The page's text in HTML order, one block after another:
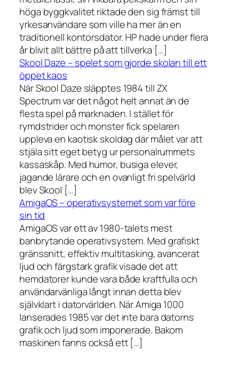
höga byggkvalitet riktade den sig främst till
yrkesanvändare som ville ha mer än en
traditionell kontorsdator. HP hade under flera
år blivit allt bättre på att tillverka […]
Skool Daze – spelet som gjorde skolan till ett
öppet kaos
När Skool Daze släpptes 1984 till ZX
Spectrum var det något helt annat än de
flesta spel på marknaden. I stället för
rymdstrider och monster fick spelaren
uppleva en kaotisk skoldag där målet var att
stjäla sitt eget betyg ur personalrummets
kassaskåp. Med humor, busiga elever,
jagande lärare och en ovanligt fri spelvärld
blev Skool […]
AmigaOS – operativsystemet som var före
sin tid
AmigaOS var ett av 1980-talets mest
banbrytande operativsystem. Med grafiskt
gränssnitt, effektiv multitasking, avancerat
ljud och färgstark grafik visade det att
hemdatorer kunde vara både kraftfulla och
användarvänliga långt innan detta blev
självklart i datorvärlden. När Amiga 1000
lanserades 1985 var det inte bara datorns
grafik och ljud som imponerade. Bakom
maskinen fanns också ett […]